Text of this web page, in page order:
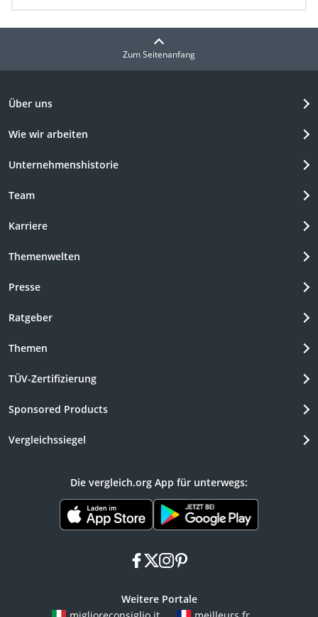
Zum Seitenanfang
Über uns
Wie wir arbeiten
Unternehmenshistorie
Team
Karriere
Themenwelten
Presse
Ratgeber
Themen
TÜV-Zertifizierung
Sponsored Products
Vergleichssiegel
Die vergleich.org App für unterwegs:
facebook
x instagram
pinterest
Weitere Portale